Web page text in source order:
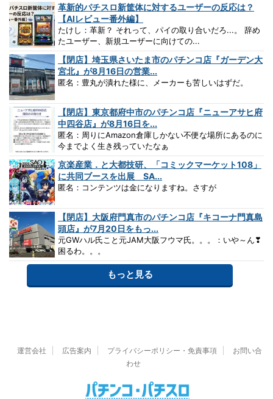
革新的パチスロ新筐体に対するユーザーの反応は？
【AIレビュー番外編】
たけし：革新？ それって、パイの取り合いだろ...。 辞め
たユーザー、新規ユーザーに向けての...
【閉店】埼玉県さいたま市のパチンコ店『ガーデン大
宮北』が8月16日の営業...
匿名：豊丸が潰れた様に、メーカーも苦しいはずだ。
【閉店】東京都府中市のパチンコ店『ニューアサヒ府
中四谷店』が8月16日を...
匿名：周りにAmazon倉庫しかない不便な場所にあるのに
今までよく生き残っていたなぁ
京楽産業．と大都技研、「コミックマーケット108」
に共同ブースを出展 SA...
匿名：コンテンツは金になりますね。さすが
【閉店】大阪府門真市のパチンコ店『キコーナ門真島
頭店』が7月20日をもっ...
元GWハル氏こと元JAM大阪フウマ氏。。。：いや～ん❣
困るわ。。。
もっと見る
運営会社 広告案内 プライバシーポリシー・免責事項
お問い合
わせ